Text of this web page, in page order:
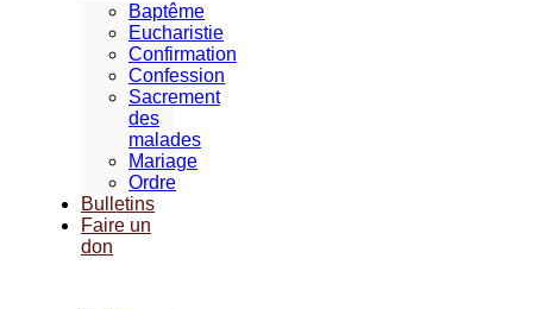
Baptême
Eucharistie
Confirmation
Confession
Sacrement
des
malades
Mariage
Ordre
Bulletins
Faire un
don